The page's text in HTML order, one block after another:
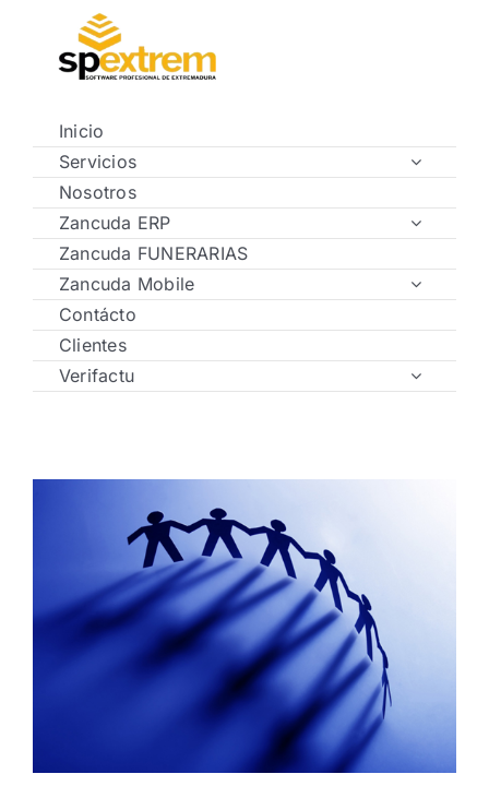
contenido
Inicio
Servicios
Nosotros
Zancuda ERP
Zancuda FUNERARIAS
Zancuda Mobile
Contácto
Clientes
Verifactu